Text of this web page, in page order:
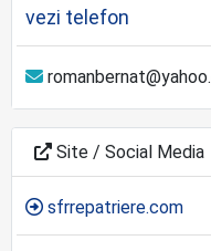
vezi telefon
Site / Social Media
sfrrepatriere.com